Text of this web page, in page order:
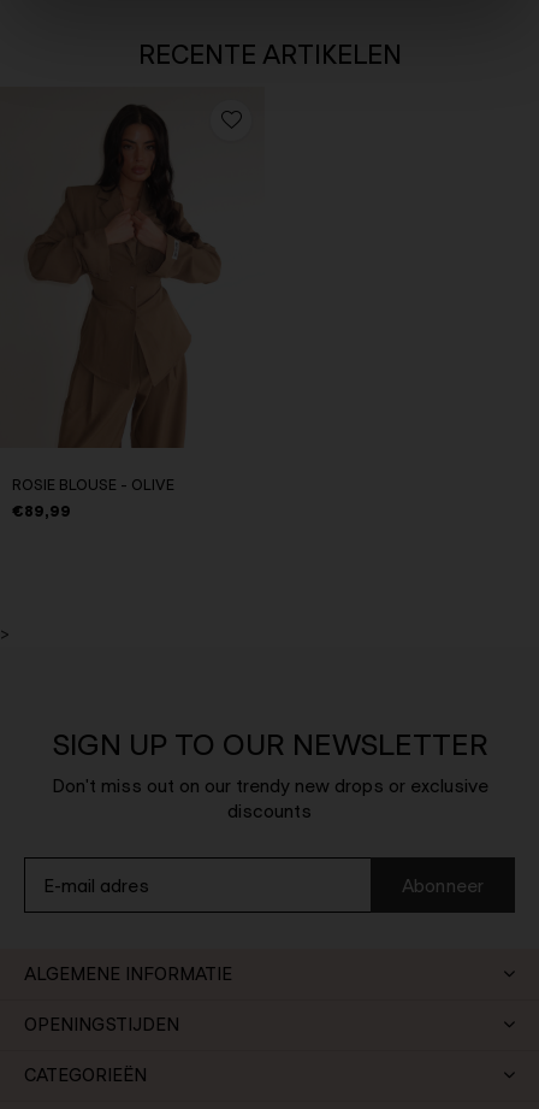
RECENTE ARTIKELEN
ROSIE BLOUSE - OLIVE
€89,99
>
SIGN UP TO OUR NEWSLETTER
Don't miss out on our trendy new drops or exclusive
discounts
Abonneer
ALGEMENE INFORMATIE
OPENINGSTIJDEN
CATEGORIEËN